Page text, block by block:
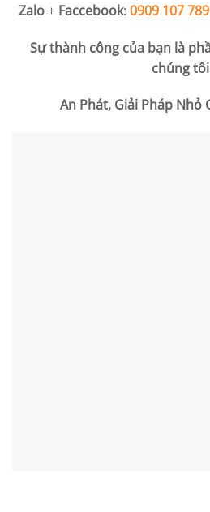
Zalo+ Faccebook: 0909 107 789
Sự thành công của bạn là
chúng
An Phát, Giải Pháp Nhỏ